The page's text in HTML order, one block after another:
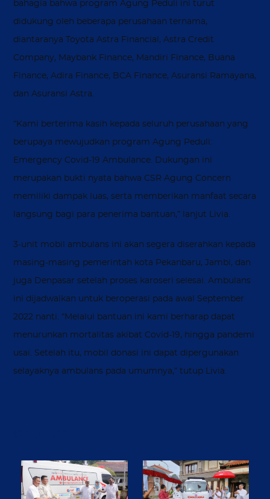
bahagia bahwa program Agung Peduli ini turut
didukung oleh beberapa perusahaan ternama,
diantaranya Toyota Astra Financial, Astra Credit
Company, Maybank Finance, Mandiri Finance, Buana
Finance, Adira Finance, BCA Finance, Asuransi Ramayana,
dan Asuransi Astra.
“Kami berterima kasih kepada seluruh perusahaan yang
berupaya mewujudkan program Agung Peduli:
Emergency Covid-19 Ambulance. Dukungan ini
merupakan bukti nyata bahwa CSR Agung Concern
memiliki dampak luas, serta memberikan manfaat secara
langsung bagi para penerima bantuan,” lanjut Livia.
3-unit mobil ambulans ini akan segera diserahkan kepada
masing-masing pemerintah kota Pekanbaru, Jambi, dan
juga Denpasar setelah proses karoseri selesai. Ambulans
ini dijadwalkan untuk beroperasi pada awal September
2022 nanti. “Melalui bantuan ini kami berharap dapat
menurunkan mortalitas akibat Covid-19, hingga pandemi
usai. Setelah itu, mobil donasi ini dapat dipergunakan
selayaknya ambulans pada umumnya,” tutup Livia.